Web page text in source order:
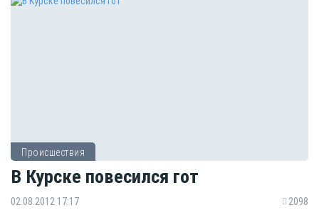
Происшествия
В Курске повесился гот
02.08.2012 17:17 2098